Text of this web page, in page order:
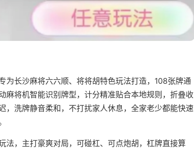
为长沙麻将六六顺、将将胡特色玩法打造，108张牌通
麻将机智能识别牌型，计分精准贴合本地规则，折叠收
，洗牌静音柔和，不打扰家人休息，全家老少都能快速
法，主打豪爽对局，可碰杠、可点炮胡，杠牌直接算